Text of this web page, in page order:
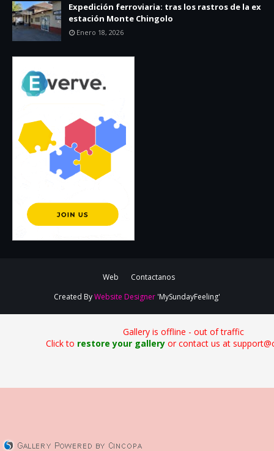
Expedición ferroviaria: tras los rastros de la ex
estación Monte Chingolo
Enero 18, 2026
Web
Contactanos
Created ByWebsite Designer 'MySundayFeeling'
Gallery is offline - out of traffic
Click to restore your galleryor contact us at